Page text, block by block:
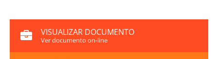
VISUALIZAR DOCUMENTO
Ver documento on-line